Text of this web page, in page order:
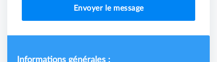
Envoyer le message
Informations générales :